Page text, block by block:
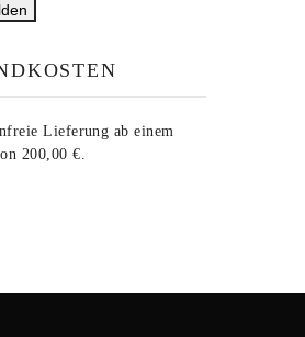
Lieferung ab einem
200,00 €.